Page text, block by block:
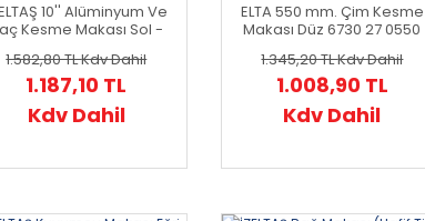
10'' Alüminyum Ve
Kesme Makası Sol -
1.582,80 TLKdv Dahil
1.187,10 TL
Kdv Dahil
ELTA 550 mm. Çim Kesme
Makası Düz 6730 27 0550
1.345,20 TLKdv Dahil
1.008,90 TL
Kdv Dahil